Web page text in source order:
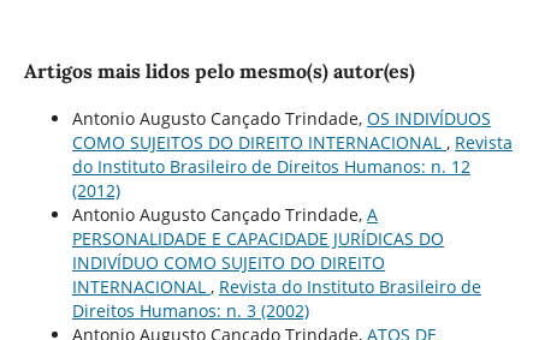
Artigos mais lidos pelo mesmo(s) autor(es)
Antonio Augusto Cançado Trindade, OS INDIVÍDUOS
COMO SUJEITOS DO DIREITO INTERNACIONAL , Revista
do Instituto Brasileiro de Direitos Humanos: n. 12
(2012)
Antonio Augusto Cançado Trindade, A
PERSONALIDADE E CAPACIDADE JURÍDICAS DO
INDIVÍDUO COMO SUJEITO DO DIREITO
INTERNACIONAL , Revista do Instituto Brasileiro de
Direitos Humanos: n. 3 (2002)
Antonio Augusto Cançado Trindade, ATOS DE